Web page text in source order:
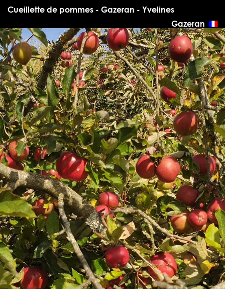
Cueillette de pommes - Gazeran - Yvelines
Gazeran